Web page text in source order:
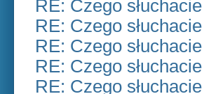
RE: Czego
RE: Czego
RE: Czego
RE: Czego
RE: Czego